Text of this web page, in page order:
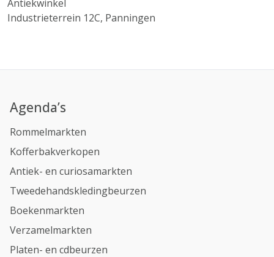
Antiekwinkel
Industrieterrein 12C, Panningen
Agenda’s
Rommelmarkten
Kofferbakverkopen
Antiek- en curiosamarkten
Tweedehandskledingbeurzen
Boekenmarkten
Verzamelmarkten
Platen- en cdbeurzen